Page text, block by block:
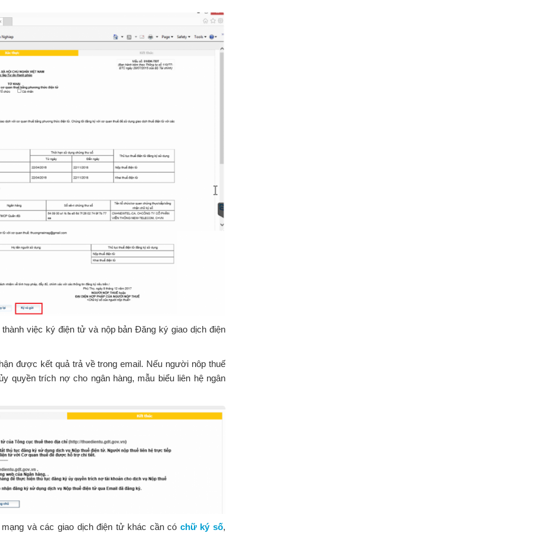
việc ký điện tử và nộp bản Đăng ký giao dịch điện
được kết quả trả về trong email. Nếu người nôp thuế
quyền trích nợ cho ngân hàng, mẫu biểu liên hệ ngân
và các giao dịch điện tử khác cần có chữ ký số,